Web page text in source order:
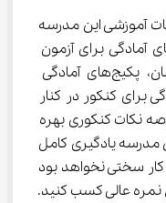
آموزشی این مدرسه
ویدیوهای آموزشی، پکیج‌های آمادگی برای آزمون
ورودی مدارس استعدادهای درخشان، پکیج‌های آمادگی
و پکیج‌های آمادگی برای کنکور در کنار
نکات کنکوری بهره
این مدرسه یادگیری کامل
کار سختی نخواهد بود